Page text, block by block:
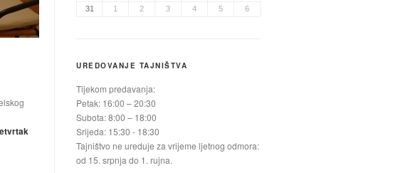
31
1 2 3 4 5 6
UREDOVANJE TAJNIŠTVA
Tijekom predavanja:
Petak: 16:00 – 20:30
Subota: 8:00 – 18:00
Srijeda: 15:30 - 18:30
Tajništvo ne ureduje za vrijeme ljetnog odmora:
od 15. srpnja do 1. rujna.